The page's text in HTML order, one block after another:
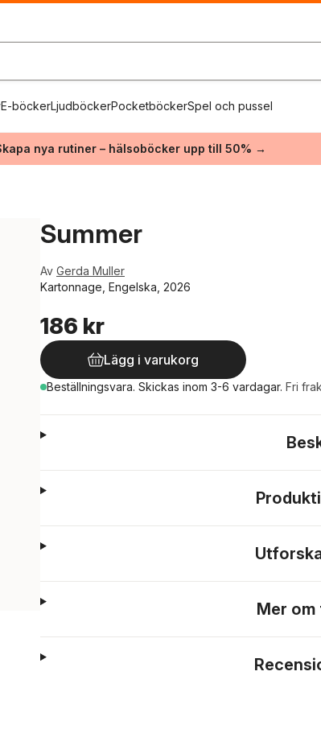
E-böckerLjudböckerPocketböckerSpel och pussel
nya rutiner – hälsoböcker upp till 50% →
Summer
Av Gerda Muller
Kartonnage, Engelska, 2026
186 kr
Lägg i varukorg
Beställningsvara. Skickas inom 3-6 vardagar. Fri
Mer